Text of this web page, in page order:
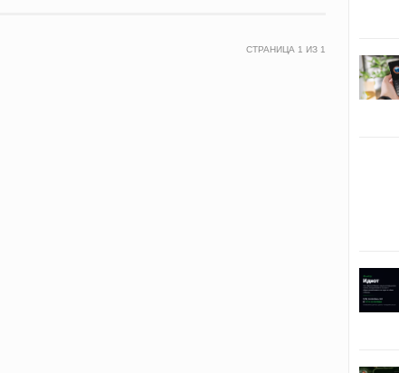
СТРАНИЦА 1 ИЗ 1